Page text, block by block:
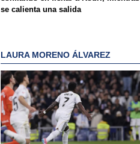
se calienta una salida
LAURA MORENO ÁLVAREZ